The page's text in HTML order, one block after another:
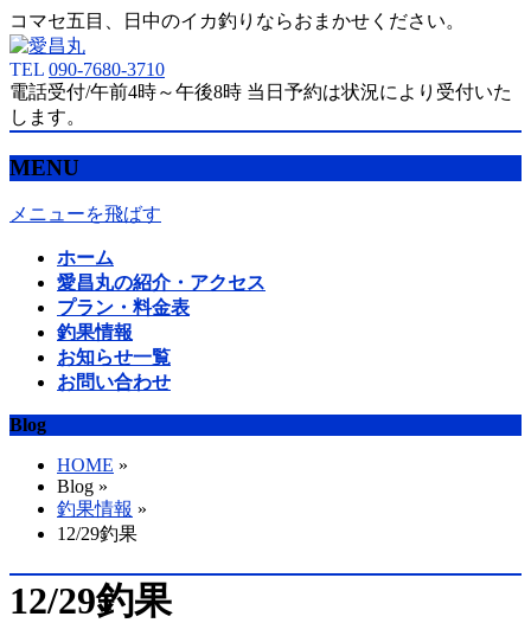
コマセ五目、日中のイカ釣りならおまかせください。
TEL 090-7680-3710
電話受付/午前4時～午後8時 当日予約は状況により受付いた
します。
MENU
メニューを飛ばす
ホーム
愛昌丸の紹介・アクセス
プラン・料金表
釣果情報
お知らせ一覧
お問い合わせ
Blog
HOME »
Blog »
釣果情報 »
12/29釣果
12/29釣果